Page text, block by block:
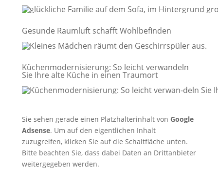
Gesunde Raumluft schafft Wohlbefinden
Küchenmodernisierung: So leicht verwandeln
Sie Ihre alte Küche in einen Traumort
Sie sehen gerade einen Platzhalterinhalt von Google
Adsense. Um auf den eigentlichen Inhalt
zuzugreifen, klicken Sie auf die Schaltfläche unten.
Bitte beachten Sie, dass dabei Daten an Drittanbieter
weitergegeben werden.